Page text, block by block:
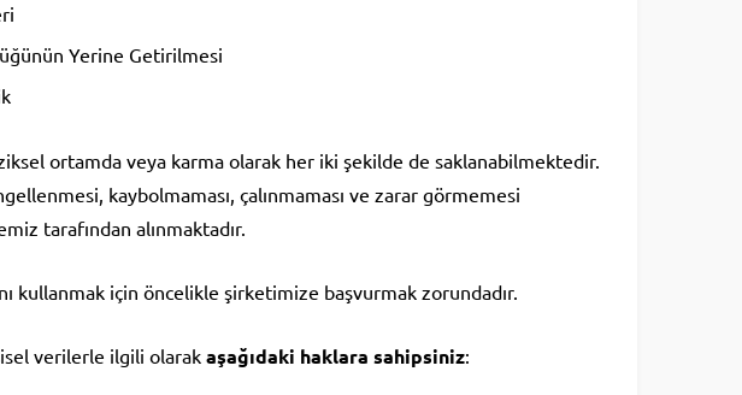
Yerine Getirilmesi
ortamda veya karma olarak her iki şekilde de saklanabilmektedir.
kaybolmaması, çalınmaması ve zarar görmemesi
tarafından alınmaktadır.
kullanmak için öncelikle şirketimize başvurmak zorundadır.
verilerle ilgili olarak aşağıdaki haklara sahipsiniz: